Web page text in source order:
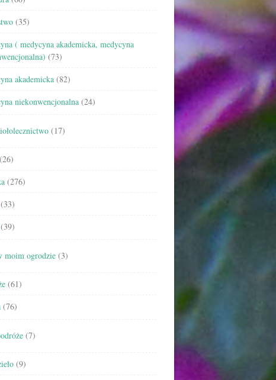
(35)
( medycyna akademicka, medycyna
(73)
akademicka (82)
niekonwencjonalna (24)
(17)
(26)
(276)
(33)
(39)
moim ogrodzie (3)
(61)
(76)
(7)
(9)